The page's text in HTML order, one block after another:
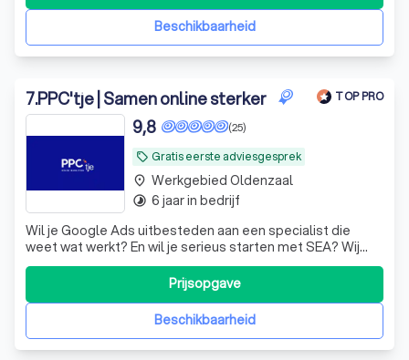
Beschikbaarheid
7.PPC'tje | Samen online sterker TOP PRO
local_offer Gratis eerste adviesgesprek
(25)
9,8
Wil je Google Ads uitbesteden aan een specialist die
weet wat werkt? En wil je serieus starten met SEA? Wij
weten uit ervaring hoe je Google Ads inzet voor meer
bezoekers en meer betalende klanten. We denken
strategisch mee met jouw business. Niet één keer, maar
continu. We volgen campagnes actief,
Beschikbaarheid
Prijsopgave
place Werkgebied Oldenzaal
timelapse 6 jaar in bedrijf